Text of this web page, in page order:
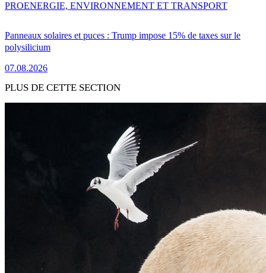
Panneaux solaires et puces : Trump impose 15% de taxes sur le
polysilicium
07.08.2026
PROENERGIE, ENVIRONNEMENT ET TRANSPORT
PLUS DE CETTE SECTION